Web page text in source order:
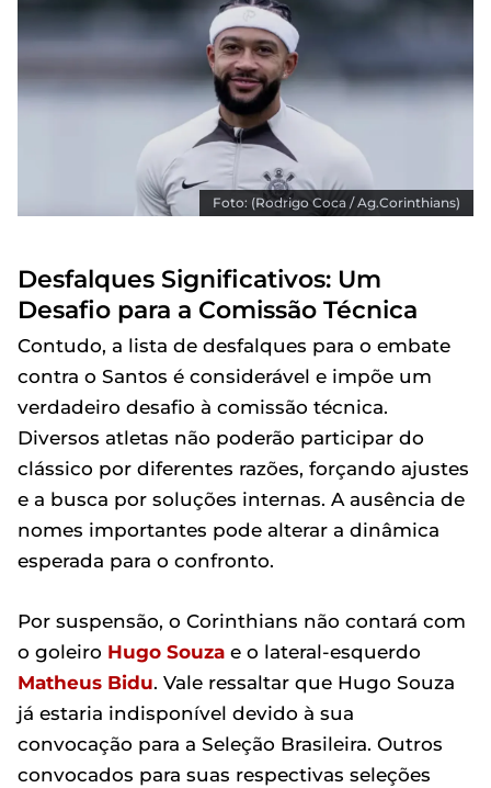
Foto: (Rodrigo Coca / Ag.Corinthians)
Desfalques Significativos: Um
Desafio para a Comissão Técnica
Contudo, a lista de desfalques para o embate
contra o Santos é considerável e impõe um
verdadeiro desafio à comissão técnica.
Diversos atletas não poderão participar do
clássico por diferentes razões, forçando ajustes
e a busca por soluções internas. A ausência de
nomes importantes pode alterar a dinâmica
esperada para o confronto.
Por suspensão, o Corinthians não contará com
o goleiro Hugo Souza e o lateral-esquerdo
Matheus Bidu. Vale ressaltar que Hugo Souza
já estaria indisponível devido à sua
convocação para a Seleção Brasileira. Outros
convocados para suas respectivas seleções